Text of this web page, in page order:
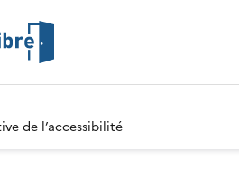
de l’accessibilité